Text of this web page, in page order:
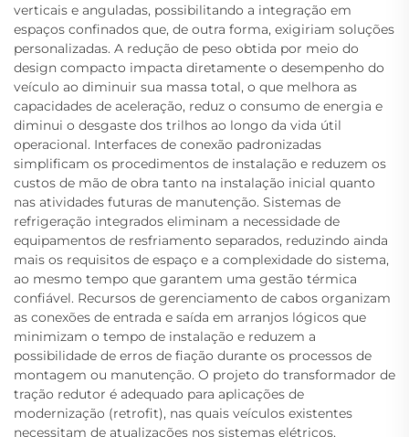
verticais e anguladas, possibilitando a integração em
espaços confinados que, de outra forma, exigiriam soluções
personalizadas. A redução de peso obtida por meio do
design compacto impacta diretamente o desempenho do
veículo ao diminuir sua massa total, o que melhora as
capacidades de aceleração, reduz o consumo de energia e
diminui o desgaste dos trilhos ao longo da vida útil
operacional. Interfaces de conexão padronizadas
simplificam os procedimentos de instalação e reduzem os
custos de mão de obra tanto na instalação inicial quanto
nas atividades futuras de manutenção. Sistemas de
refrigeração integrados eliminam a necessidade de
equipamentos de resfriamento separados, reduzindo ainda
mais os requisitos de espaço e a complexidade do sistema,
ao mesmo tempo que garantem uma gestão térmica
confiável. Recursos de gerenciamento de cabos organizam
as conexões de entrada e saída em arranjos lógicos que
minimizam o tempo de instalação e reduzem a
possibilidade de erros de fiação durante os processos de
montagem ou manutenção. O projeto do transformador de
tração redutor é adequado para aplicações de
modernização (retrofit), nas quais veículos existentes
necessitam de atualizações nos sistemas elétricos,